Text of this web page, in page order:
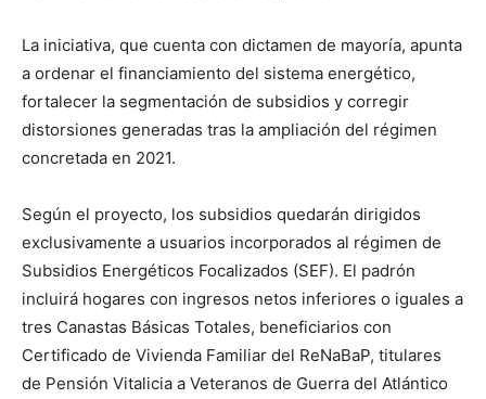
La iniciativa, que cuenta con dictamen de mayoría, apunta
a ordenar el financiamiento del sistema energético,
fortalecer la segmentación de subsidios y corregir
distorsiones generadas tras la ampliación del régimen
concretada en 2021.
Según el proyecto, los subsidios quedarán dirigidos
exclusivamente a usuarios incorporados al régimen de
Subsidios Energéticos Focalizados (SEF). El padrón
incluirá hogares con ingresos netos inferiores o iguales a
tres Canastas Básicas Totales, beneficiarios con
Certificado de Vivienda Familiar del ReNaBaP, titulares
de Pensión Vitalicia a Veteranos de Guerra del Atlántico